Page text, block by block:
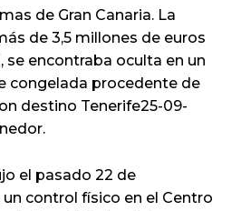
de Gran Canaria. La
de 3,5 millones de euros
se encontraba oculta en un
congelada procedente de
destino Tenerife25-09-
el pasado 22 de
control físico en el Centro